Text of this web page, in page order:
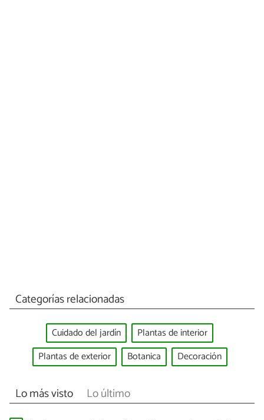
Categorías relacionadas
Cuidado del jardín
Plantas de interior
Plantas de exterior
Botanica Decoración
Lo más visto Lo último